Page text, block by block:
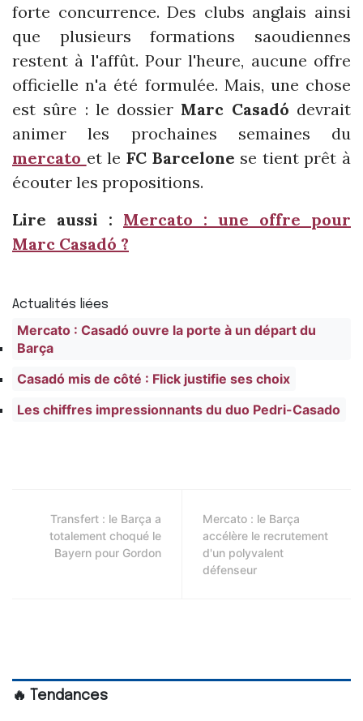
forte concurrence. Des clubs anglais ainsi
que plusieurs formations saoudiennes
restent à l'affût. Pour l'heure, aucune offre
officielle n'a été formulée. Mais, une chose
est sûre : le dossier Marc Casadó devrait
animer les prochaines semaines du
mercato et le FC Barcelone se tient prêt à
écouter les propositions.
Lire aussi : Mercato : une offre pour
Marc Casadó ?
Actualités liées
Mercato : Casadó ouvre la porte à un départ du
Barça
Casadó mis de côté : Flick justifie ses choix
Les chiffres impressionnants du duo Pedri-Casado
Transfert : le Barça a
totalement choqué le
Bayern pour Gordon
Mercato : le Barça
accélère le recrutement
d'un polyvalent
défenseur
🔥 Tendances